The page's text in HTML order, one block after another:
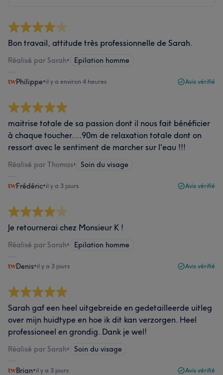
Bon travail, attitude très professionnelle de Sarah.
Réalisé par Sarah• Epilation homme
Philippe•il y a environ 4 heures Avis vérifié
maitrise totale de sa passion dont il nous fait bénéficier
à chaque toucher....90m de relaxation totale dont on
ressort avec le sentiment de marcher sur l'eau !!!
Réalisé par Thomas• Soin du visage
Frédéric•il y a 3 jours Avis vérifié
Je retournerai chez Monsieur K !
Réalisé par Sarah• Epilation homme
Denis•il y a 3 jours Avis vérifié
Sarah gaf een heel uitgebreide en gedetailleerde uitleg
over mijn huidtype en hoe ik dit kan verzorgen. Heel
professioneel en grondig. Dank je wel!
Réalisé par Sarah• Soin du visage
Brian•il y a 3 jours Avis vérifié